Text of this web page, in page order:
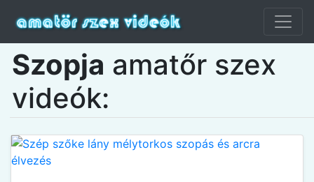
Szopja amatőr szex
videók: